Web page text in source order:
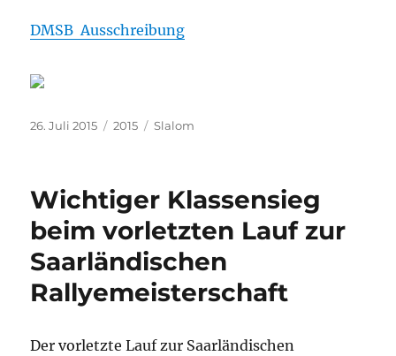
DMSB Ausschreibung
Veröffentlicht
26. Juli 2015 Kategorien
2015 Schlagwörter
Slalom
Wichtiger Klassensieg
beim vorletzten Lauf zur
Saarländischen
Rallyemeisterschaft
Der vorletzte Lauf zur Saarländischen